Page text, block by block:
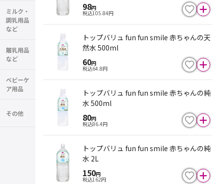
ミルク・
調乳用品
など
離乳用品
など
ベビーケ
ア用品
その他
98円
税込105.84円
トップバリュ fun fun smile 赤ちゃんの天
然水 500ml
60円
税込64.8円
トップバリュ fun fun smile 赤ちゃんの純
水 500ml
80円
税込86.4円
トップバリュ fun fun smile 赤ちゃんの純
水 2L
150円
税込162円